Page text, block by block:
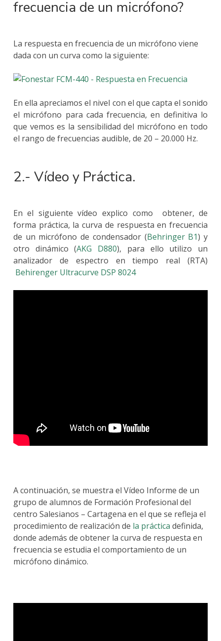
frecuencia de un micrófono?
La respuesta en frecuencia de un micrófono viene
dada con un curva como la siguiente:
En ella apreciamos el nivel con el que capta el sonido
el micrófono para cada frecuencia, en definitiva lo
que vemos es la sensibilidad del micrófono en todo
el rango de frecuencias audible, de 20 – 20.000 Hz.
2.- Vídeo y Práctica.
En el siguiente vídeo explico como obtener, de
forma práctica, la curva de respuesta en frecuencia
de un micrófono de condensador (Behringer B1) y
otro dinámico (AKG D880), para ello utilizo un
analizador de espectro en tiempo real (RTA)
Behirenger Ultracurve DSP 8024
A continuación, se muestra el Vídeo Informe de un
grupo de alumnos de Formación Profesional del
centro Salesianos – Cartagena en el que se refleja el
procedimiento de realización de la práctica definida,
donde además de obtener la curva de respuesta en
frecuencia se estudia el comportamiento de un
micrófono dinámico.